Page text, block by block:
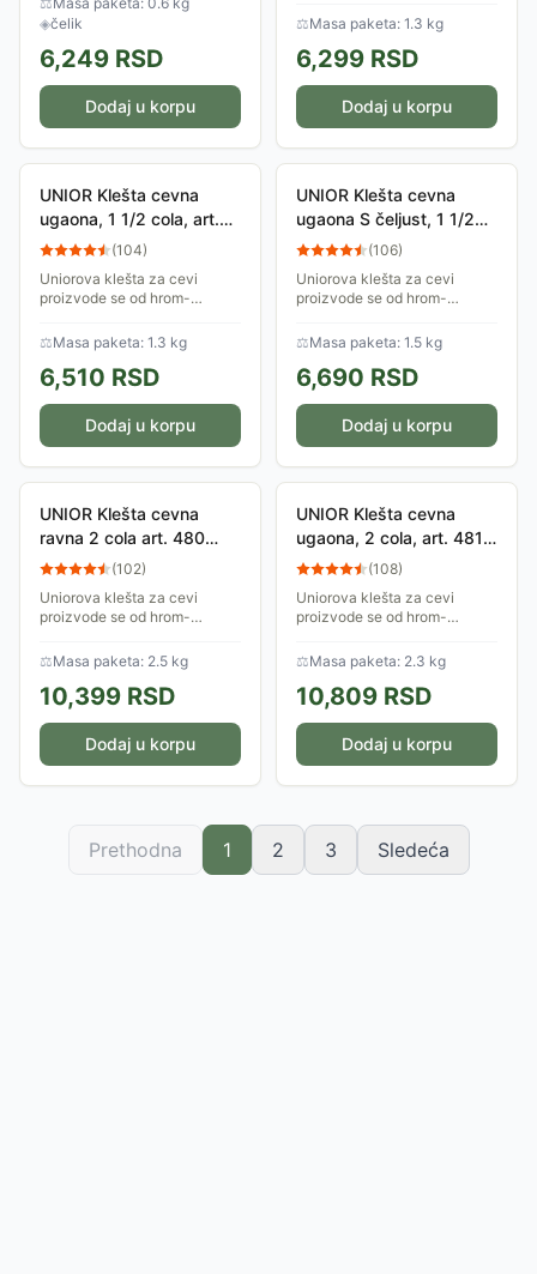
neoštećen.
◈čelik
6,249 RSD
Dodaj u korpu
savršeno prianjaju za...
⚖Masa paketa: 1.3 kg
6,299 RSD
Dodaj u korpu
UNIOR Klešta cevna
ugaona, 1 1/2 cola, art.
481 601497
(104)
Uniorova klešta za cevi
proizvode se od hrom-
induktivno kaljene.
Ergonomski su oblikovana i
savršeno prianjaju za...
⚖Masa paketa: 1.3 kg
6,510 RSD
Dodaj u korpu
UNIOR Klešta cevna
ugaona S čeljust, 1 1/2
cola, art. 482 601512
(106)
Uniorova klešta za cevi
proizvode se od hrom-
induktivno kaljene.
Ergonomski su oblikovana i
savršeno prianjaju za...
⚖Masa paketa: 1.5 kg
6,690 RSD
Dodaj u korpu
UNIOR Klešta cevna
ravna 2 cola art. 480
601483 (102)
Uniorova klešta za cevi
proizvode se od hrom-
induktivno kaljene.
Ergonomski su oblikovana i
savršeno prianjaju za...
⚖Masa paketa: 2.5 kg
10,399 RSD
Dodaj u korpu
UNIOR Klešta cevna
ugaona, 2 cola, art. 481
601498 (108)
Uniorova klešta za cevi
proizvode se od hrom-
induktivno kaljene.
Ergonomski su oblikovana i
savršeno prianjaju za...
⚖Masa paketa: 2.3 kg
10,809 RSD
Dodaj u korpu
Prethodna 1 2 3 Sledeća